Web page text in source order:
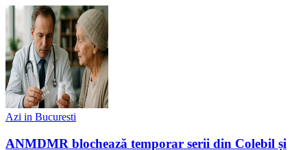
Azi in Bucuresti
ANMDMR blochează temporar serii din Colebil și